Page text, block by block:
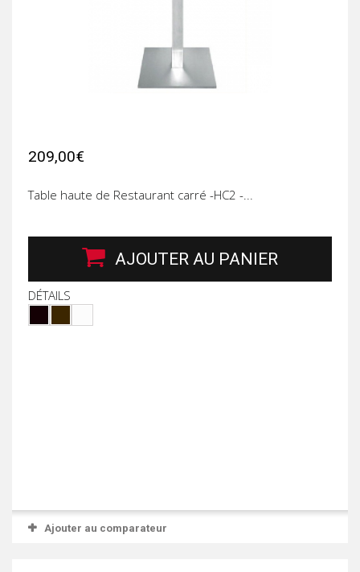
209,00€
Table haute de Restaurant carré -HC2 -...
AJOUTER AU PANIER
DÉTAILS
Ajouter au comparateur